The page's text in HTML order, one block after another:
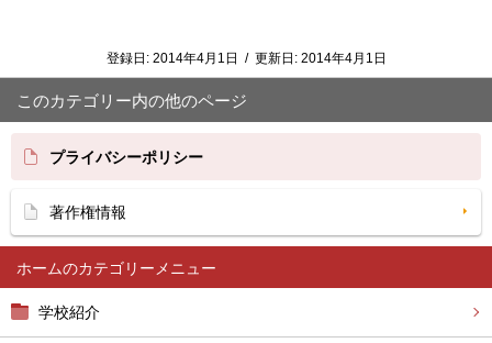
ホーム
学校紹介
登録日: 2014年4月1日 / 更新日: 2014年4月1日
このカテゴリー内の他のページ
プライバシーポリシー
著作権情報